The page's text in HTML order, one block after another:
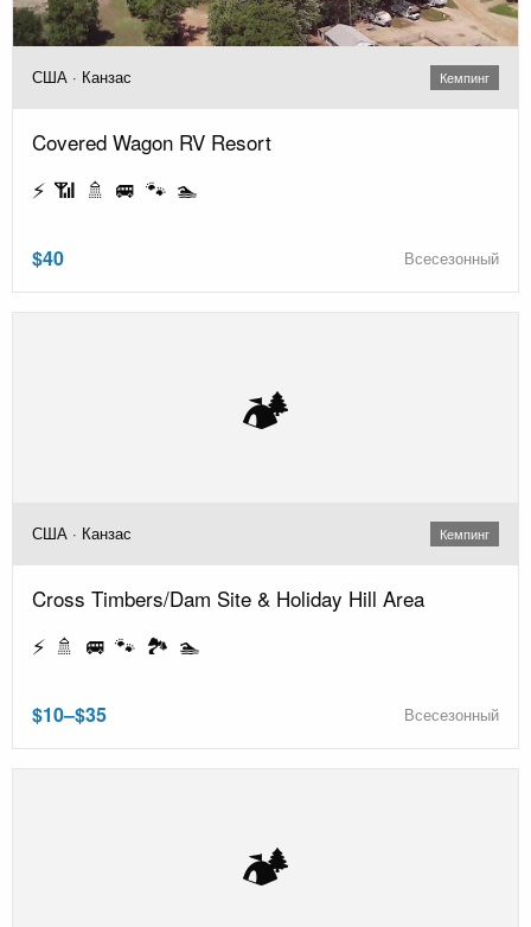
США · Канзас Кемпинг
Covered Wagon RV Resort
⚡ 📶 🚿 🚐 🐾 🏊
$40 Всесезонный
🏕️
США · Канзас Кемпинг
Cross Timbers/Dam Site & Holiday Hill Area
⚡ 🚿 🚐 🐾 🏞️ 🏊
$10–$35 Всесезонный
🏕️